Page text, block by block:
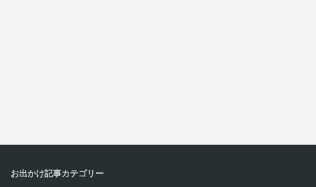
お出かけ記事カテゴリー